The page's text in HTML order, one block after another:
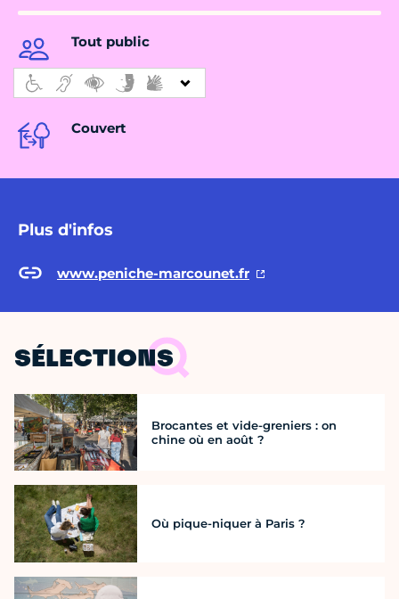
Tout public
Couvert
Plus d'infos
www.peniche-marcounet.fr
SÉLECTIONS
Brocantes et vide-greniers : on
chine où en août ?
Où pique-niquer à Paris ?